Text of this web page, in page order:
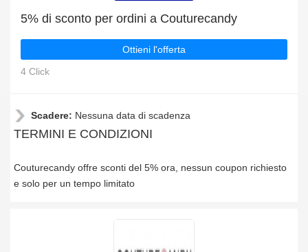
5% di sconto per ordini a Couturecandy
Ottieni l'offerta
4 Click
Scadere: Nessuna data di scadenza
TERMINI E CONDIZIONI
Couturecandy offre sconti del 5% ora, nessun coupon richiesto
e solo per un tempo limitato